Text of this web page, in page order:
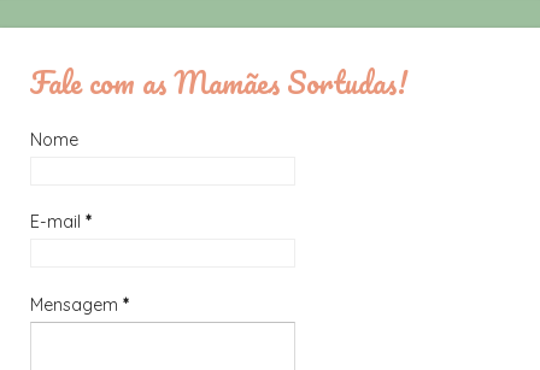
Fale com as Mamães Sortudas!
Nome
E-mail *
Mensagem *